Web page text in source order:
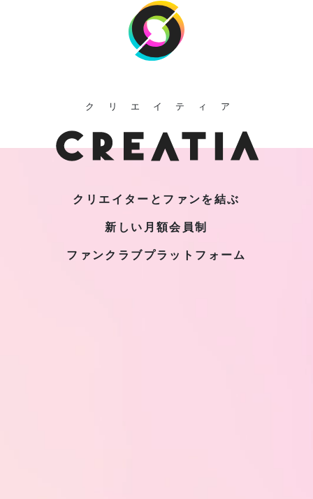
クリエイティア
クリエイターとファンを結ぶ
新しい月額会員制
ファンクラブプラットフォーム